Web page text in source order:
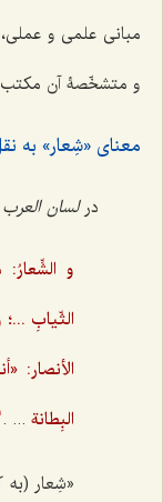
مبانی علمی و
و متشخّصۀ آن
معنای «شِعار» به
درلسان العرب
و
الثّیابِ
الأنصار:
البِطانة ... .
«شِعار